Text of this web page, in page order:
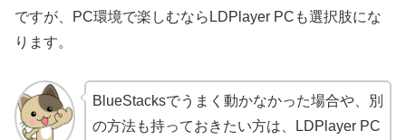
ですが、PC環境で楽しむならLDPlayer PCも選択肢にな
ります。
BlueStacksでうまく動かなかった場合や、別
の方法も持っておきたい方は、LDPlayer PC